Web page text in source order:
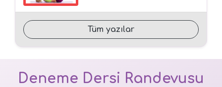
Tüm yazılar
Deneme Dersi Randevusu